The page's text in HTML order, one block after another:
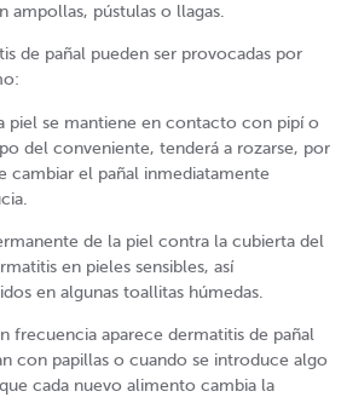
ampollas, pústulas o llagas.
de pañal pueden ser provocadas por
piel se mantiene en contacto con pipí o
del conveniente, tenderá a rozarse, por
cambiar el pañal inmediatamente
de la piel contra la cubierta del
en pieles sensibles, así
en algunas toallitas húmedas.
frecuencia aparece dermatitis de pañal
con papillas o cuando se introduce algo
cada nuevo alimento cambia la